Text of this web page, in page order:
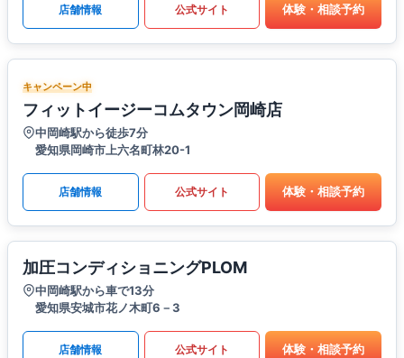
店舗情報 公式サイト 体験・相談予約
キャンペーン中
フィットイージーコムタウン岡崎店
中岡崎駅から徒歩7分
愛知県岡崎市上六名町林20-1
店舗情報 公式サイト 体験・相談予約
加圧コンディショニングPLOM
中岡崎駅から車で13分
愛知県安城市花ノ木町6－3
店舗情報 公式サイト 体験・相談予約